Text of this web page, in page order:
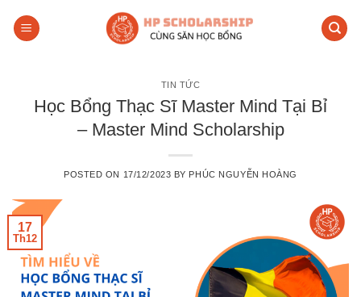
TIN TỨC
Học Bổng Thạc Sĩ Master Mind Tại Bỉ
– Master Mind Scholarship
POSTED ON 17/12/2023 BY PHÚC NGUYỄN HOÀNG
17
Th12